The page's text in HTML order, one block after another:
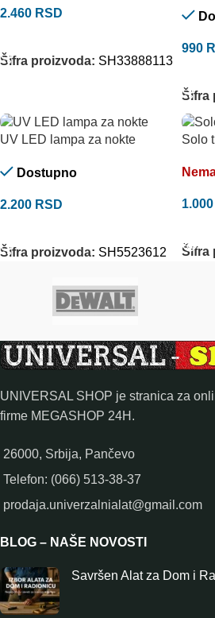
2.460 RSD
Šifra proizvoda: SH33888113
990
Šifra
UV LED lampa za nokte
Dostupno
2.200 RSD
Šifra proizvoda: SH5523612
Solo
1.000
Šifra
UNIVERSAL SHOP je stranica za
firme MEGASHOP 24H.
26000, Srbija, Pančevo
Telefon: (066) 513-38-37
prodaja.univerzalnialat@gmail.com
BLOG – NAŠE NOVOSTI
Savršen Alat za Dom i